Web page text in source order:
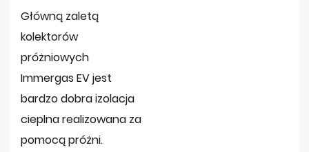
Główną zaletą
kolektorów
próżniowych
Immergas EV jest
bardzo dobra izolacja
cieplna realizowana za
pomocą próżni.